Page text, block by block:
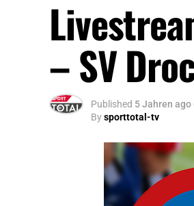
– SV
Published 5 Jahren ago
Bysporttotal-tv